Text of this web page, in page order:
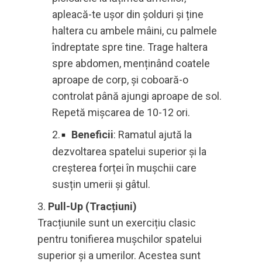
apleacă-te ușor din șolduri și ține
haltera cu ambele mâini, cu palmele
îndreptate spre tine. Trage haltera
spre abdomen, menținând coatele
aproape de corp, și coboară-o
controlat până ajungi aproape de sol.
Repetă mișcarea de 10-12 ori.
Beneficii: Ramatul ajută la
dezvoltarea spatelui superior și la
creșterea forței în mușchii care
susțin umerii și gâtul.
Pull-Up (Tracțiuni)
Tracțiunile sunt un exercițiu clasic
pentru tonifierea mușchilor spatelui
superior și a umerilor. Acestea sunt